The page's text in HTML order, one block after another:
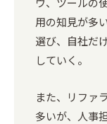
用の知見が多
選び、自社だ
していく。
また、リファ
多いが、人事